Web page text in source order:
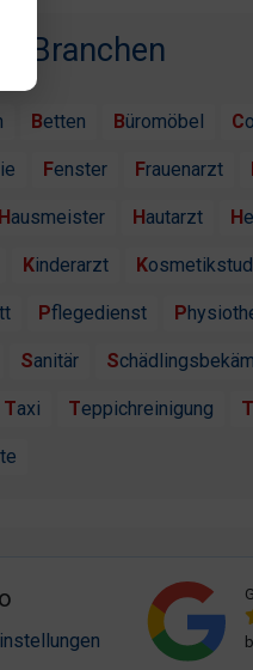
Branchen
Betten Büromöbel
Fenster Frauenarzt
Hausmeister Hautarzt
Kinderarzt
Pflegedienst
Sanitär
Taxi Teppichreinigung